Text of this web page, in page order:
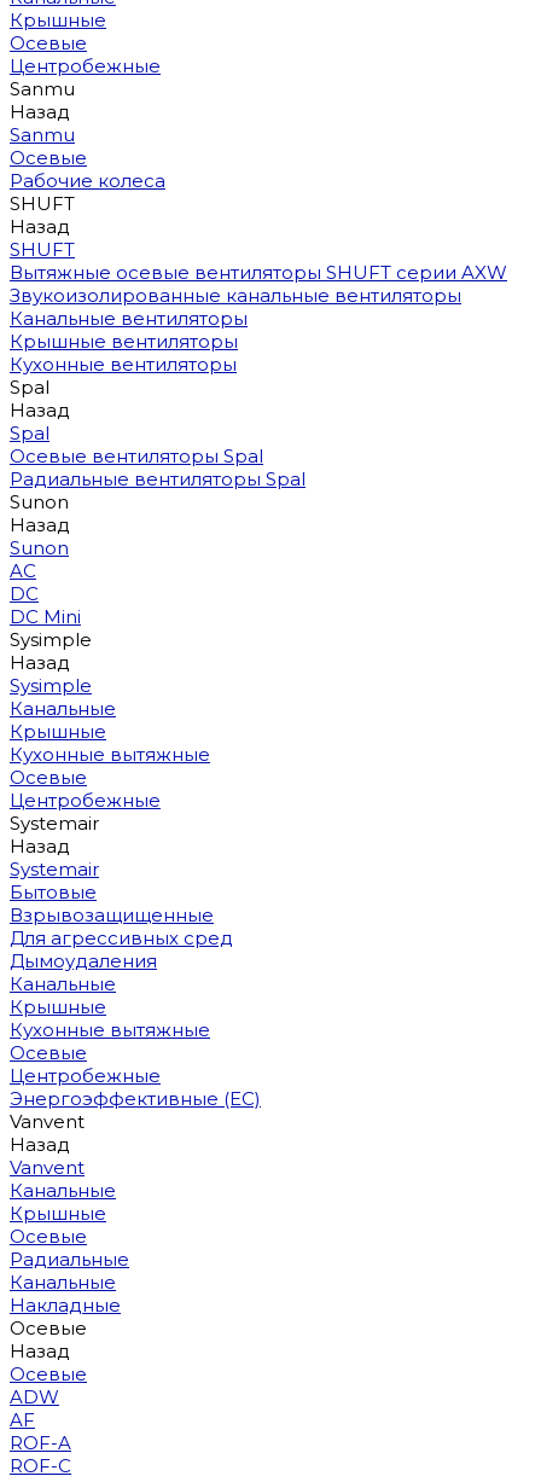
Крышные
Осевые
Центробежные
Sanmu
Назад
Sanmu
Осевые
Рабочие колеса
SHUFT
Назад
SHUFT
Вытяжные осевые вентиляторы SHUFT серии AXW
Звукоизолированные канальные вентиляторы
Канальные вентиляторы
Крышные вентиляторы
Кухонные вентиляторы
Spal
Назад
Spal
Осевые вентиляторы Spal
Радиальные вентиляторы Spal
Sunon
Назад
Sunon
AC
DC
DC Mini
Sysimple
Назад
Sysimple
Канальные
Крышные
Кухонные вытяжные
Осевые
Центробежные
Systemair
Назад
Systemair
Бытовые
Взрывозащищенные
Для агрессивных сред
Дымоудаления
Канальные
Крышные
Кухонные вытяжные
Осевые
Центробежные
Энергоэффективные (EC)
Vanvent
Назад
Vanvent
Канальные
Крышные
Осевые
Радиальные
Канальные
Накладные
Осевые
Назад
Осевые
ADW
AF
ROF-A
ROF-C